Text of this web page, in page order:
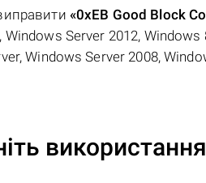
«0xEB Good Block
Windows Server 2012,
Windows Server 2008,